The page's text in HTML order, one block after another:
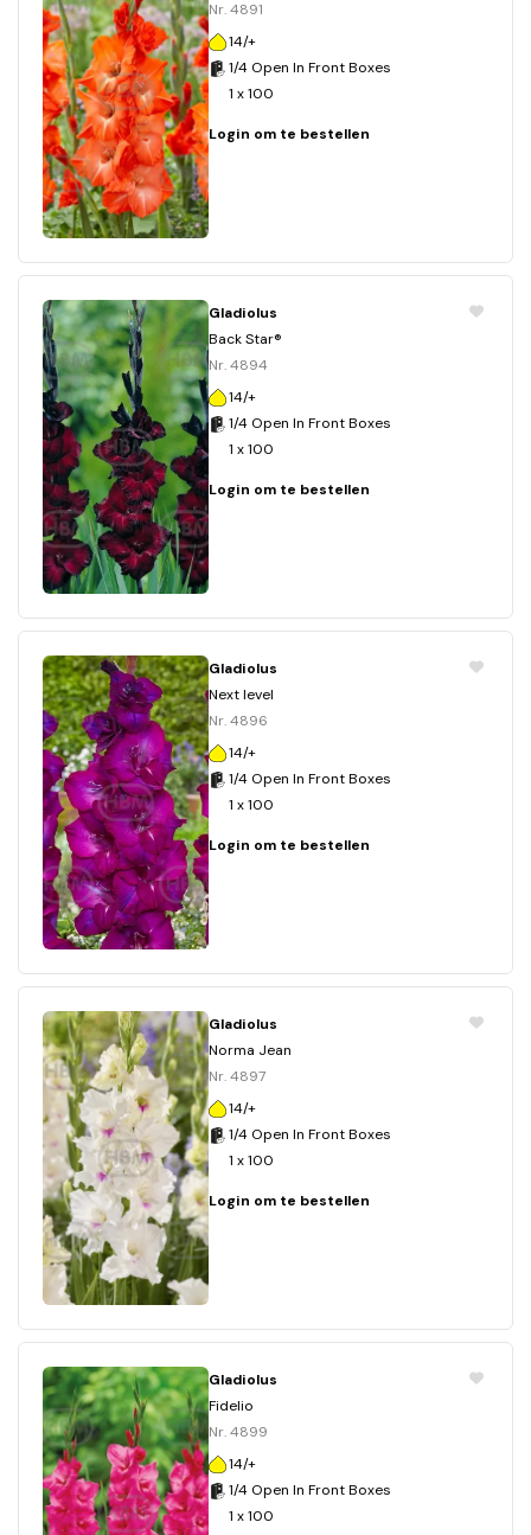
Nr. 4891
14/+
1/4 Open In Front Boxes
1 x 100
Login om te bestellen
Gladiolus
Back Star®
Nr. 4894
14/+
1/4 Open In Front Boxes
1 x 100
Login om te bestellen
Gladiolus
Next level
Nr. 4896
14/+
1/4 Open In Front Boxes
1 x 100
Login om te bestellen
Gladiolus
Norma Jean
Nr. 4897
14/+
1/4 Open In Front Boxes
1 x 100
Login om te bestellen
Gladiolus
Fidelio
Nr. 4899
14/+
1/4 Open In Front Boxes
1 x 100